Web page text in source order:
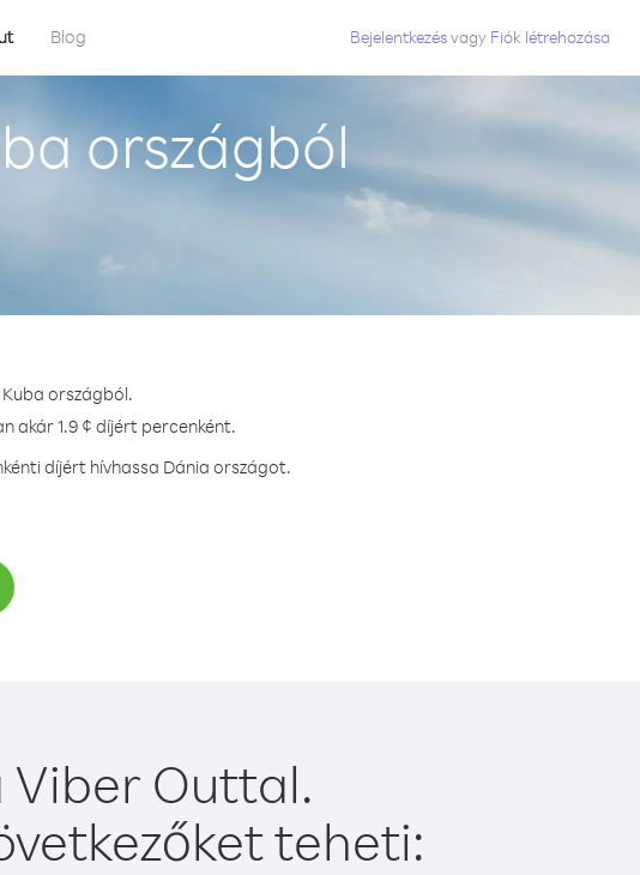
Blog Bejelentkezésvagy Fiók létrehozása
országból
országból.
akár 1.9 ¢ díjért percenként.
díjért hívhassa Dánia országot.
Viber Outtal.
teheti: